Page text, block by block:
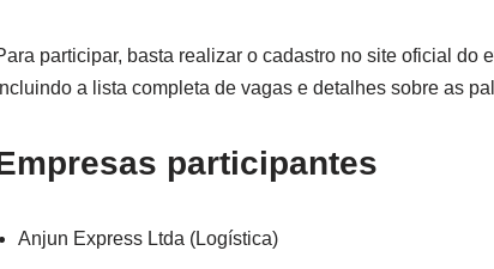
participar, basta realizar o cadastro no site oficial do
a lista completa de vagas e detalhes sobre as
participantes
Anjun Express Ltda (Logística)